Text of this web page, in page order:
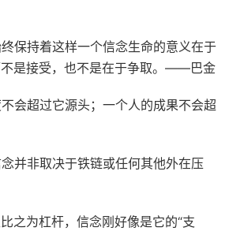
保持着这样一个信念生命的意义在于
是接受，也不是在于争取。——巴金
会超过它源头；一个人的成果不会超
并非取决于铁链或任何其他外在压
之为杠杆，信念刚好像是它的“支